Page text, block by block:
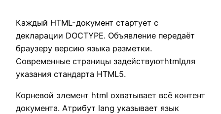
Каждый HTML-документ стартует с
декларации DOCTYPE. Объявление передаёт
браузеру версию языка разметки.
Современные страницы задействуютhtmlдля
указания стандарта HTML5.
Корневой элемент html охватывает всё контент
документа. Атрибут lang указывает язык